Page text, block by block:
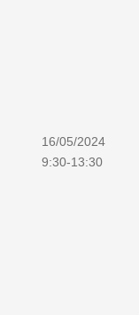
16/05/2024
9:30-13:30